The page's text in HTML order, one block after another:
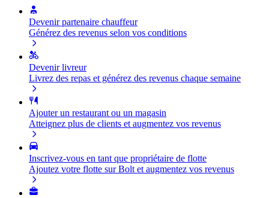
Devenir partenaire chauffeur
Générez des revenus selon vos conditions
Devenir livreur
Livrez des repas et générez des revenus chaque semaine
Ajouter un restaurant ou un magasin
Atteignez plus de clients et augmentez vos revenus
Inscrivez-vous en tant que propriétaire de flotte
Ajoutez votre flotte sur Bolt et augmentez vos revenus